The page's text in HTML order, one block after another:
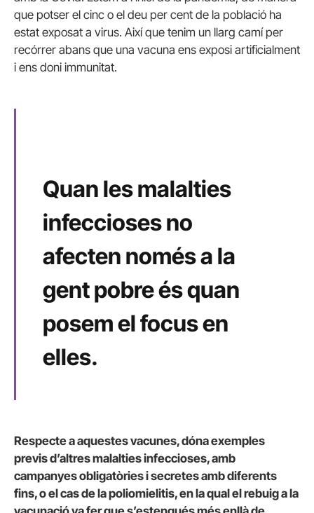
que potser el cinc o el deu per cent de la població ha
estat exposat a virus. Així que tenim un llarg camí per
recórrer abans que una vacuna ens exposi artificialment
i ens doni immunitat.
Quan les malalties
infeccioses no
afecten només a la
gent pobre és quan
posem el focus en
elles.
Respecte a aquestes vacunes, dóna exemples
previs d’altres malalties infeccioses, amb
campanyes obligatòries i secretes amb diferents
fins, o el cas de la poliomielitis, en la qual el rebuig a la